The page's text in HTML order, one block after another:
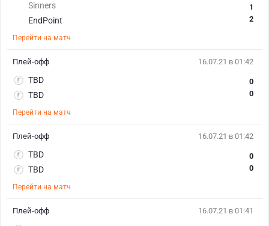
Sinners
EndPoint
1
2
Перейти на матч
16.07.21 в 01:42
TBD
TBD
0
0
Перейти на матч
Плей-офф
16.07.21 в 01:42
TBD
TBD
0
0
Перейти на матч
Плей-офф
16.07.21 в 01:41
Плей-офф